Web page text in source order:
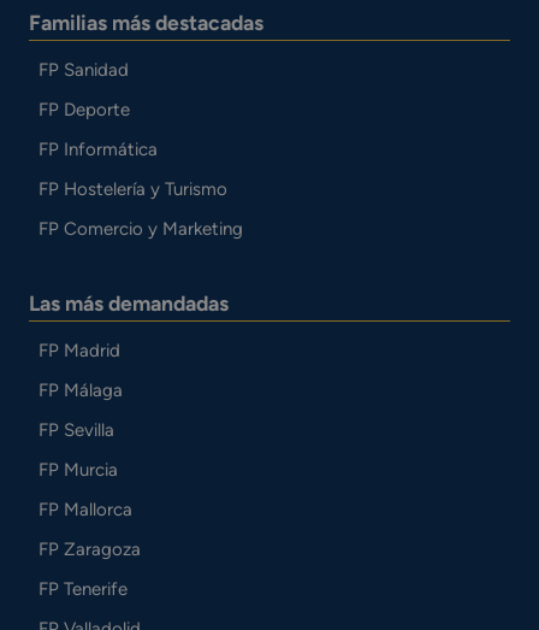
Familias más destacadas
FP Sanidad
FP Deporte
FP Informática
FP Hostelería y Turismo
FP Comercio y Marketing
Las más demandadas
FP Madrid
FP Málaga
FP Sevilla
FP Murcia
FP Mallorca
FP Zaragoza
FP Tenerife